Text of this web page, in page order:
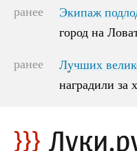
ранее
Экипаж
город на
Экипаж
город на
ранее
Лучших
наградили за
Лучших
наградили за